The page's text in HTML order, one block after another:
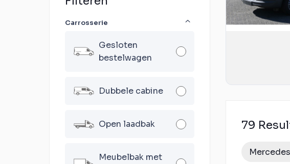
Carrosserie
Gesloten
bestelwagen
Dubbele cabine
Open laadbak
Meubelbak met
79